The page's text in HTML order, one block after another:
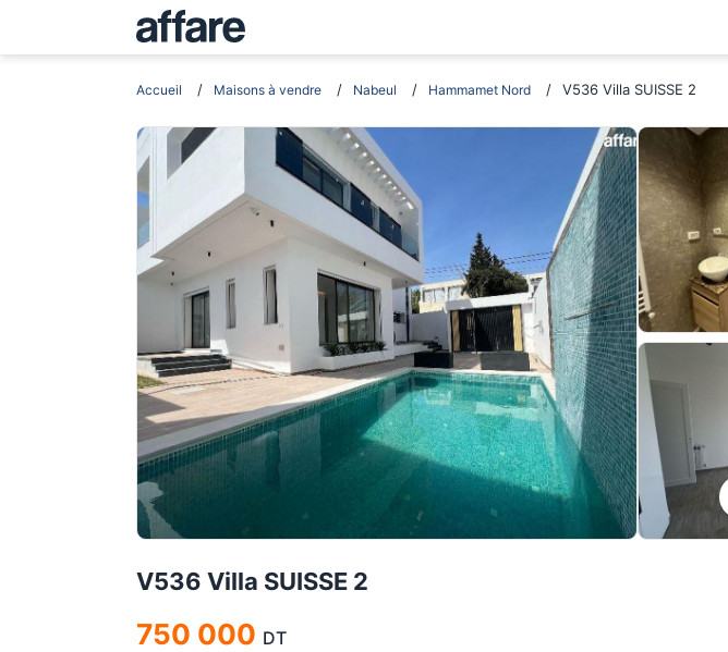
Accueil Maisons à vendre Nabeul Hammamet Nord V536 Villa SUISSE 2
V536 Villa SUISSE 2
750 000 DT